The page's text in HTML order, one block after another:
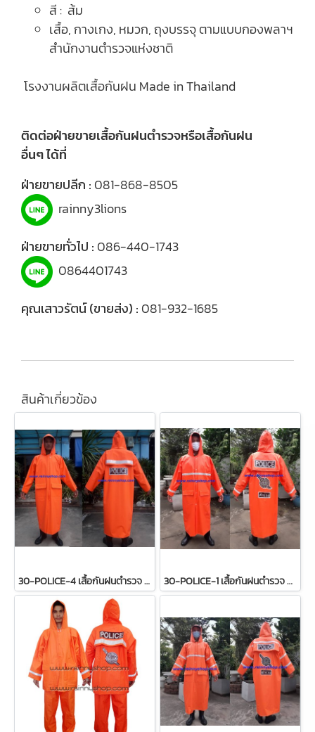
สี : ส้ม
เสื้อ, กางเกง, หมวก, ถุงบรรจุ ตามแบบกองพลาฯ
สำนักงานตำรวจแห่งชาติ
โรงงานผลิตเสื้อกันฝน Made in Thailand
ติดต่อฝ่ายขายเสื้อกันฝนตำรวจหรือเสื้อกันฝน
อื่นๆ ได้ที่
ฝ่ายขายปลีก : 081-868-8505
rainny3lions
ฝ่ายขายทั่วไป : 086-440-1743
0864401743
คุณเสาวรัตน์ (ขายส่ง) : 081-932-1685
สินค้าเกี่ยวข้อง
30-POLICE-4 เสื้อกันฝนตำรวจ แบบโค๊ตยาว อย่างดี POLICE4 30-POLICE-1 เสื้อกันฝนตำรวจ แบบโค๊ตยาว อย่างดี POLICE1